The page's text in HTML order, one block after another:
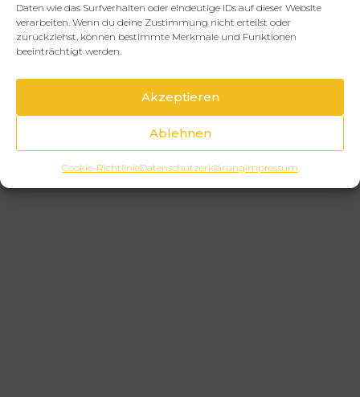
Daten wie das Surfverhalten oder eindeutige IDs auf dieser Website
verarbeiten. Wenn du deine Zustimmung nicht erteilst oder
zurückziehst, können bestimmte Merkmale und Funktionen
beeinträchtigt werden.
Akzeptieren
Ablehnen
Cookie-RichtlinieDatenschutzerklärungImpressum